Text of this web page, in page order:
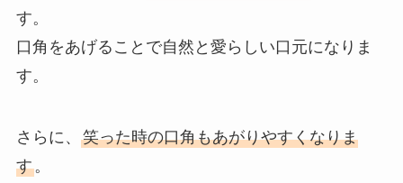
す。
口角をあげることで自然と愛らしい口元になりま
す。
さらに、 笑った時の口角もあがりやすくなりま
す。